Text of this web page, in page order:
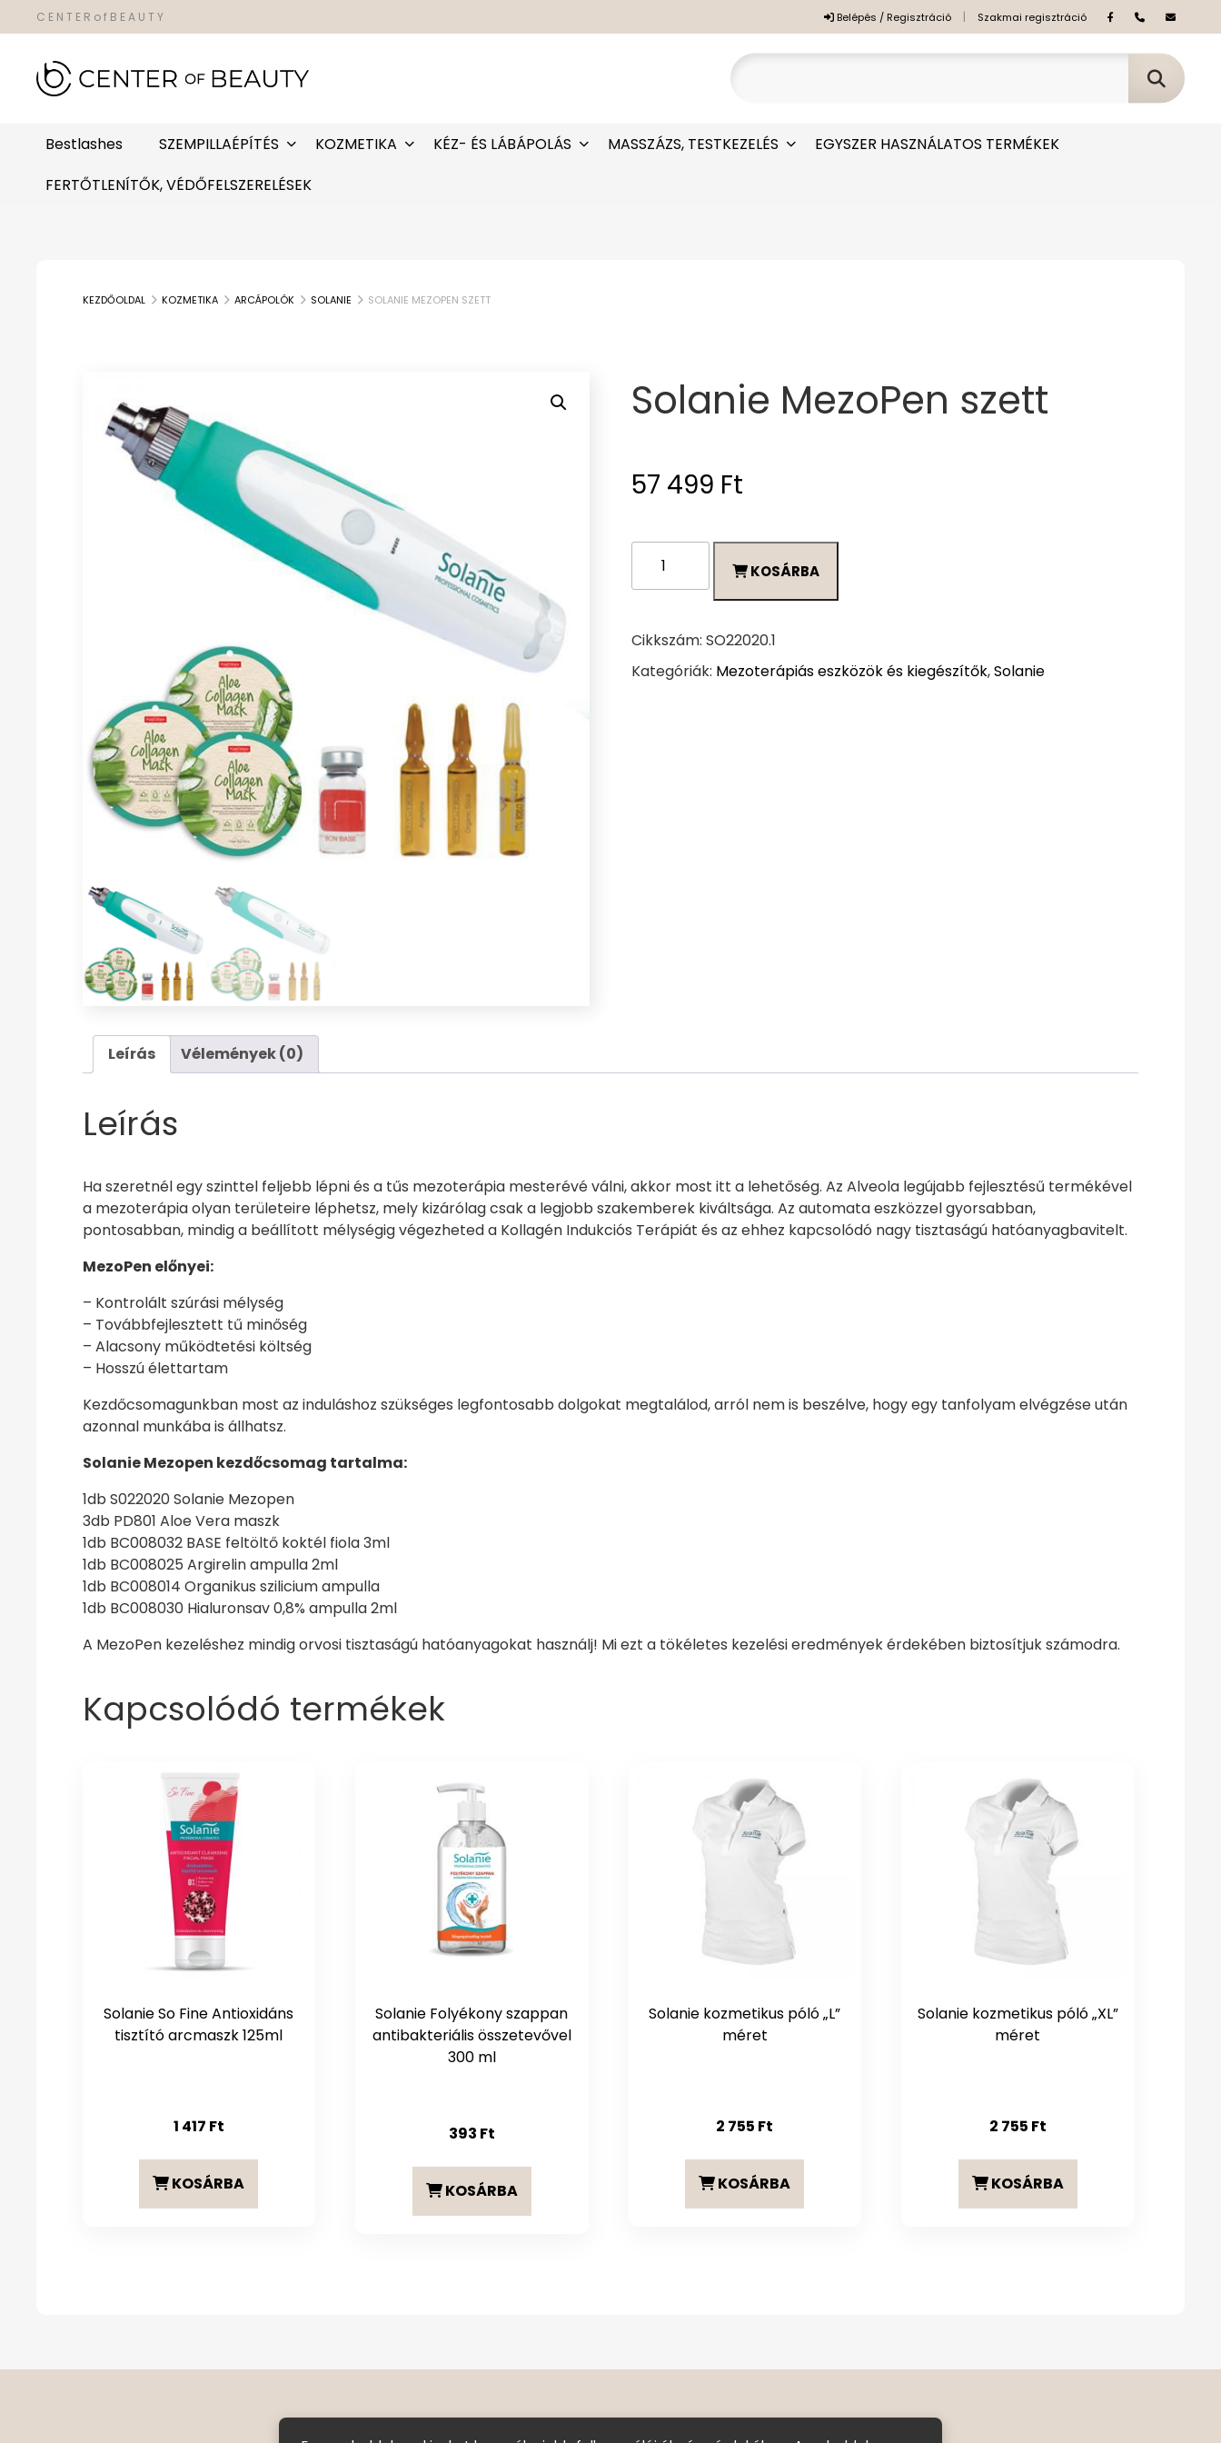
C E N T E R o f B E A U T Y Belépés / Regisztráció | Szakmai regisztráció
Bestlashes SZEMPILLAÉPÍTÉS KOZMETIKA KÉZ- ÉS LÁBÁPOLÁS MASSZÁZS, TESTKEZELÉS
EGYSZER HASZNÁLATOS TERMÉKEK
FERTŐTLENÍTŐK, VÉDŐFELSZERELÉSEK
KEZDŐOLDAL KOZMETIKA ARCÁPOLÓK SOLANIE SOLANIE MEZOPEN SZETT
Solanie MezoPen szett
57 499 Ft
MezoPen
szett
KOSÁRBA
Cikkszám:SO22020.1
Kategóriák: Mezoterápiás eszközök és kiegészítők,Solanie
Leírás Vélemények (0)
Leírás
Ha szeretnél egy szinttel feljebb lépni és a tűs mezoterápia mesterévé válni, akkor most itt a lehetőség. Az Alveola legújabb fejlesztésű termékével
a mezoterápia olyan területeire léphetsz, mely kizárólag csak a legjobb szakemberek kiváltsága. Az automata eszközzel gyorsabban,
pontosabban, mindig a beállított mélységig végezheted a Kollagén Indukciós Terápiát és az ehhez kapcsolódó nagy tisztaságú hatóanyagbavitelt.
MezoPen előnyei:
– Kontrolált szúrási mélység
– Továbbfejlesztett tű minőség
– Alacsony működtetési költség
– Hosszú élettartam
Kezdőcsomagunkban most az induláshoz szükséges legfontosabb dolgokat megtalálod, arról nem is beszélve, hogy egy tanfolyam elvégzése után
azonnal munkába is állhatsz.
Solanie Mezopen kezdőcsomag tartalma:
1db S022020 Solanie Mezopen
3db PD801 Aloe Vera maszk
1db BC008032 BASE feltöltő koktél fiola 3ml
1db BC008025 Argirelin ampulla 2ml
1db BC008014 Organikus szilicium ampulla
1db BC008030 Hialuronsav 0,8% ampulla 2ml
A MezoPen kezeléshez mindig orvosi tisztaságú hatóanyagokat használj! Mi ezt a tökéletes kezelési eredmények érdekében biztosítjuk számodra.
Kapcsolódó termékek
Solanie So Fine Antioxidáns
tisztító arcmaszk 125ml
1 417 Ft
KOSÁRBA
Solanie Folyékony szappan
antibakteriális összetevővel
300 ml
393 Ft
KOSÁRBA
Solanie kozmetikus póló „L”
méret
2 755 Ft
KOSÁRBA
Solanie kozmetikus póló „XL”
méret
2 755 Ft
KOSÁRBA